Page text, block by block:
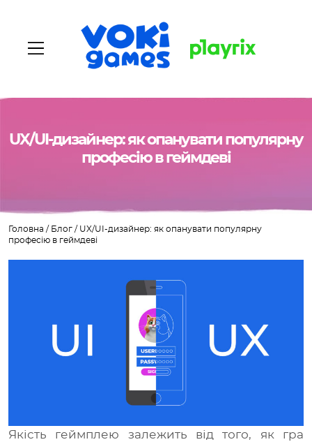
Головна
Вакансії
Медіа
UX/UI-дизайнер: як опанувати популярну
професію в геймдеві
Головна / Блог / UX/UI-дизайнер: як опанувати популярну
професію в геймдеві
Якість геймплею залежить від того, як гра